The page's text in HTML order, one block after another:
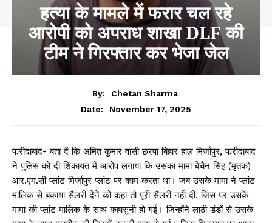
हत्या के मामले में फरार चल रहे
आरोपी को अपराध शाखा DLF की
टीम ने गिरफ्तार कर भेजा जेल
By:
Chetan Sharma
Date:
November 17, 2025
फरीदाबाद- बता दें कि अमित कुमार वासी छरपा बिहार हाल मिर्जापुर, फरीदाबाद
ने पुलिस को दी शिकायत में आरोप लगाया कि उसका मामा बेचैन सिंह (मृतक)
आर.एम.सी प्लांट मिर्जापुर प्लांट पर काम करता था। जब उसके मामा ने प्लांट
मालिक से बकाया सैलरी देने को कहा तो पूरी सैलरी नहीं दी, जिस पर उसके
मामा की प्लांट मालिक के साथ कहासुनी हो गई। जिन्होंने लाठी डंडों से उसके